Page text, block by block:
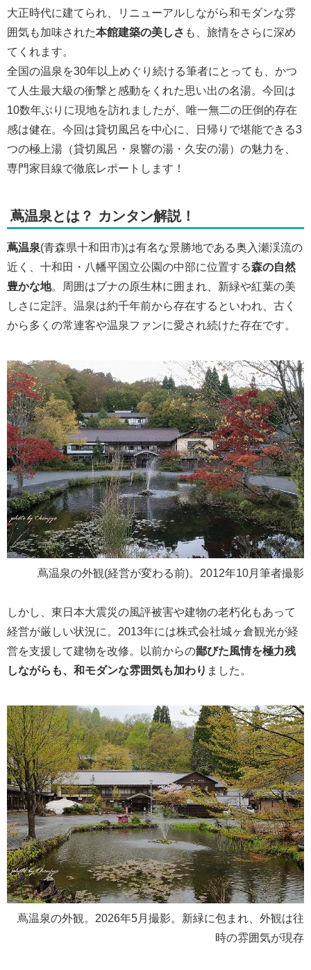
大正時代に建てられ、リニューアルしながら和モダンな雰
囲気も加味された本館建築の美しさ も、旅情をさらに深め
てくれます。
全国の温泉を30年以上めぐり続ける筆者にとっても、かつ
て人生最大級の衝撃と感動をくれた思い出の名湯。今回は
10数年ぶりに現地を訪れましたが、唯一無二の圧倒的存在
感は健在。今回は貸切風呂を中心に、日帰りで堪能できる3
つの極上湯（貸切風呂・泉響の湯・久安の湯）の魅力を、
専門家目線で徹底レポートします！
蔦温泉とは？ カンタン解説！
蔦温泉(青森県十和田市)は有名な景勝地である奥入瀬渓流の
近く、十和田・八幡平国立公園の中部に位置する森の自然
豊かな地。周囲はブナの原生林に囲まれ、新緑や紅葉の美
しさに定評。温泉は約千年前から存在するといわれ、古く
から多くの常連客や温泉ファンに愛され続けた存在です。
蔦温泉の外観(経営が変わる前)。2012年10月筆者撮影
しかし、東日本大震災の風評被害や建物の老朽化もあって
経営が厳しい状況に。2013年には株式会社城ヶ倉観光が経
営を支援して建物を改修。以前からの鄙びた風情を極力残
しながらも、和モダンな雰囲気も加わり ました。
蔦温泉の外観。2026年5月撮影。新緑に包まれ、外観は往
時の雰囲気が現存